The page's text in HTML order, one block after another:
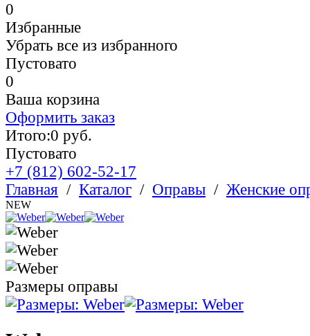
0
Избранные
Убрать все из избранного
Пустовато
0
Ваша корзина
Оформить заказ
Итого:0 руб.
Пустовато
+7 (812) 602-52-17
Главная / Каталог / Оправы / Женские
NEW
Размеры оправы